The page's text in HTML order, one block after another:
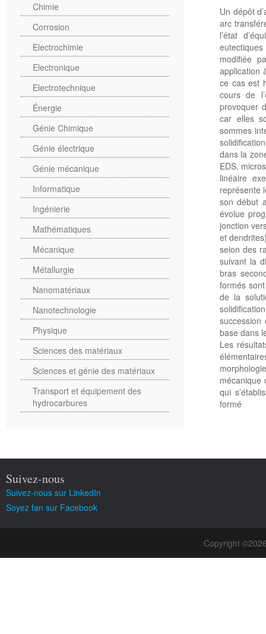
Un dépôt
arc
l’état
modifiée
application
ce cas est
cours de
provoquer
car elles
sommes
dans la
EDS,
linéaire
représente
son début
évolue
jonction
et
selon des
suivant la
bras
formés
de la
base dans
Les
mécanique
qui
formé
Chimie
Corrosion
Electrochimie
Electronique
Electrotechnique
Énergie
Génie Chimique
Génie électrique
Génie mécanique
Informatique
Ingénierie
Mathématiques
Mécanique
Métallurgie
Nanomatériaux
Nanotechnologie
Physique
Sciences des matériaux
Sciences et génie des matériaux
Transport et équipement des
hydrocarbures
Suivez-nous
Suivez-nous sur LinkedIn
Soyez fan sur Facebook
Copyright